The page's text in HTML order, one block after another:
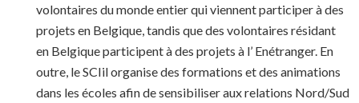
volontaires du monde entier qui viennent participer à des
projets en Belgique, tandis que des volontaires résidant
en Belgiqueparticipentà des projets à l’ Enétranger. En
outre, le SCIilorganise des formations et des animations
dans les écoles afin de sensibiliser aux relations Nord/Sud